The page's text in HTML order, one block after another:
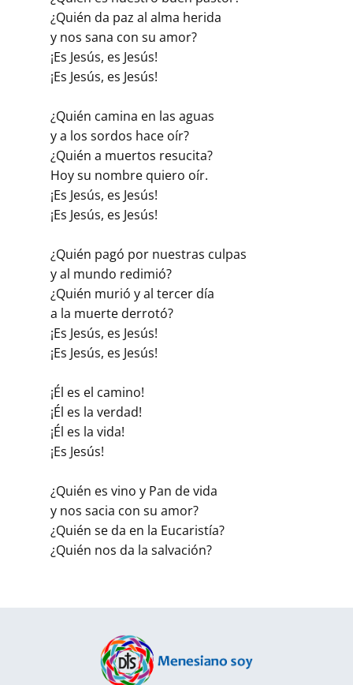
¿Quién da paz al alma herida
y nos sana con su amor?
¡Es Jesús, es Jesús!
¡Es Jesús, es Jesús!
¿Quién camina en las aguas
y a los sordos hace oír?
¿Quién a muertos resucita?
Hoy su nombre quiero oír.
¡Es Jesús, es Jesús!
¡Es Jesús, es Jesús!
¿Quién pagó por nuestras culpas
y al mundo redimió?
¿Quién murió y al tercer día
a la muerte derrotó?
¡Es Jesús, es Jesús!
¡Es Jesús, es Jesús!
¡Él es el camino!
¡Él es la verdad!
¡Él es la vida!
¡Es Jesús!
¿Quién es vino y Pan de vida
y nos sacia con su amor?
¿Quién se da en la Eucaristía?
¿Quién nos da la salvación?